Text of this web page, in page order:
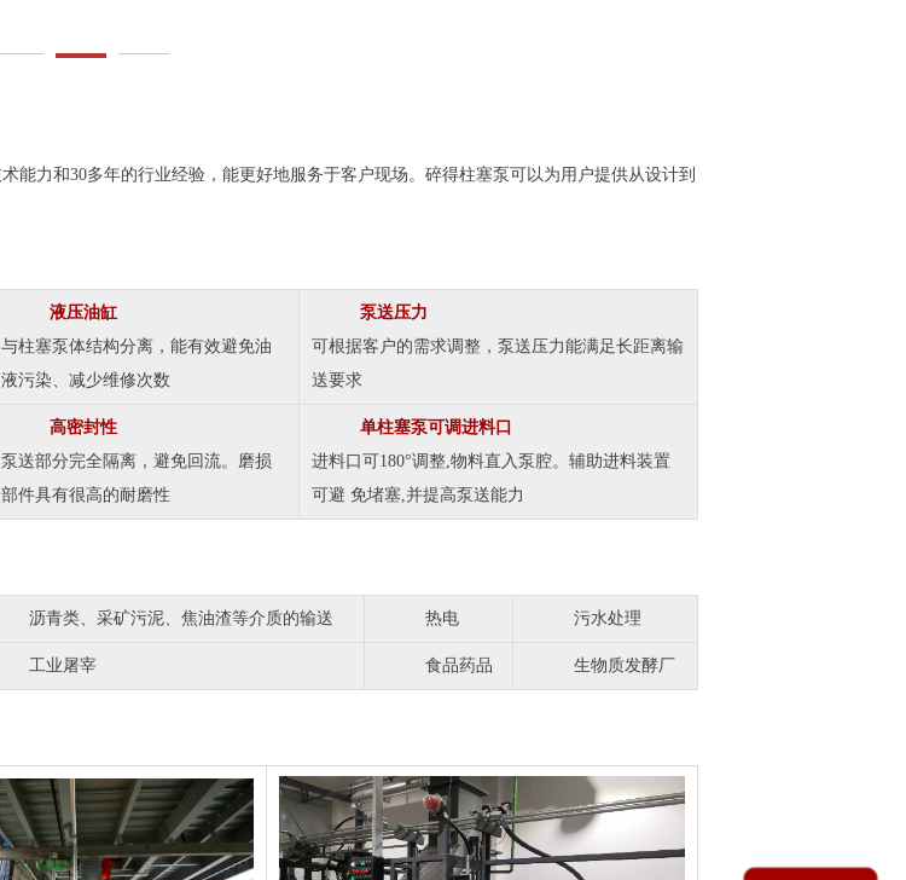
能力和30多年的行业经验，能更好地服务于客户现场。碎得柱塞泵可以为用户提供从设计到
液压油缸
与柱塞泵体结构分离，能有效避免油
液污染、减少维修次数
泵送压力
可根据客户的需求调整，泵送压力能满足长距离输
送要求
高密封性
泵送部分完全隔离，避免回流。磨损
部件具有很高的耐磨性
单柱塞泵可调进料口
进料口可180°调整,物料直入泵腔。辅助进料装置
可避 免堵塞,并提高泵送能力
沥青类、采矿污泥、焦油渣等介质的输送 热电 污水处理
工业屠宰 食品药品 生物质发酵厂